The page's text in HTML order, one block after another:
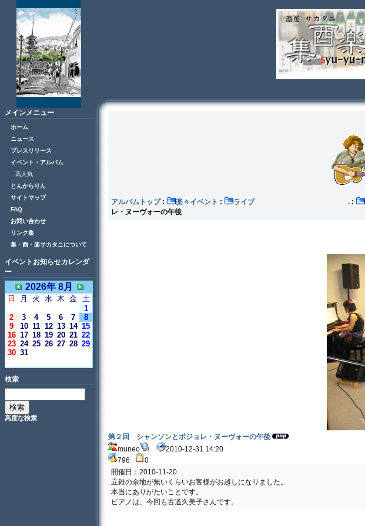
メインメニュー
ホーム
ニュース
プレスリリース
イベント・アルバム
高人気
とんからりん
サイトマップ
FAQ
お問い合わせ
リンク集
集・酉・楽サカタニについて
イベントお知らせカレンダ
ー
2026年 8月
日 月 火 水 木 金 土
1
2
3 4 5 6 7
8
9
10 11 12 13 14 15
16 17 18 19 20 21 22
23 24 25 26 27 28 29
30 31
検索
高度な検索
アルバムトップ: 楽々イベント : ライブ . :
レ・ヌーヴォーの午後
第２回 シャンソンとボジョレ・ヌーヴォーの午後
muneo
2010-12-31 14:20
796
0
開催日：2010-11-20
立錐の余地が無いくらいお客様がお越しになりました。
本当にありがたいことです。
ピアノは、今回も古道久美子さんです。